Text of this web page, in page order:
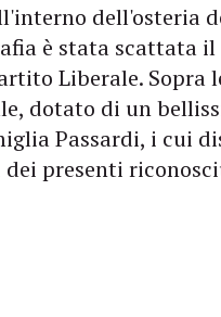
dell'osteria
è stata scattata
Liberale.
dotato di un
Passardi, i cui
presenti